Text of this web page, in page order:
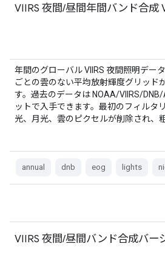
VIIRS 夜間/昼間年間バンド合成
年間のグローバル VIIRS 夜間照明デー
ごとの雲のない平均放射輝度グリッド
す。過去のデータは NOAA/VIIRS/
ットで入手できます。最初のフィルタ
光、月光、雲のピクセルが削除され、
annual dnb eog lights
VIIRS 夜間/昼間バンド合成バー